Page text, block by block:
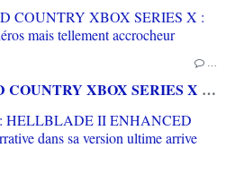
[TEST] MAFIA: THE OLD COUNTRY XBOX SERIES X : Pas aussi ambitieux que son héros mais tellement accrocheur